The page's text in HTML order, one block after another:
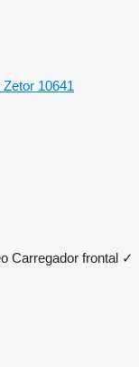
10641
Carregador frontal ✓